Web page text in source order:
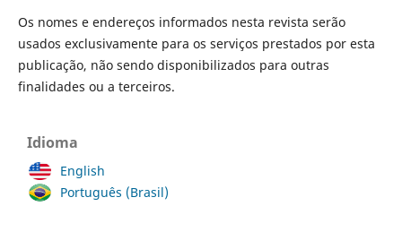
Os nomes e endereços informados nesta revista serão
usados exclusivamente para os serviços prestados por esta
publicação, não sendo disponibilizados para outras
finalidades ou a terceiros.
Idioma
English
Português (Brasil)